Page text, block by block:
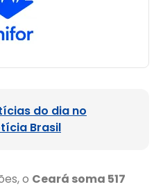
do dia no
Brasil
o Ceará soma 517